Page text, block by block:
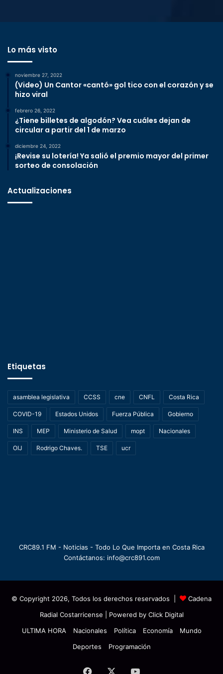
Lo más visto
noviembre 27, 2022
(Video) Un Cantor «cantó» gol tico con el corazón y se
hizo viral
febrero 26, 2022
¿Tiene billetes de algodón? Vea cuáles dejan de
circular a partir del 1 de marzo
diciembre 24, 2022
¡Revise su lotería! Ya salió el premio mayor del primer
sorteo de consolación
Actualizaciones
Etiquetas
asamblea legislativa CCSS cne CNFL Costa Rica
COVID-19 Estados Unidos Fuerza Pública Gobierno
INS MEP Ministerio de Salud mopt Nacionales
OIJ Rodrigo Chaves. TSE ucr
CRC89.1 FM - Noticias - Todo Lo Que Importa en Costa Rica
Contáctanos: info@crc891.com
© Copyright 2026, Todos los derechos reservados |
Cadena
Radial Costarricense | Powered by Click Digital
ULTIMA HORA
Nacionales Política Economía
Mundo
Deportes
Programación
Facebook YouTube